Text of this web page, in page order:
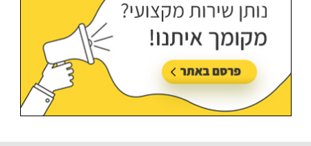
עודכן בתאריך:21/07/2026, בשעה 12:58